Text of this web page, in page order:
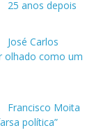
25 anos depois
José Carlos
olhado como um
Francisco Moita
política”